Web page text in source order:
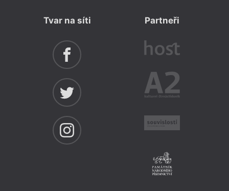
Tvar na síti Partneři